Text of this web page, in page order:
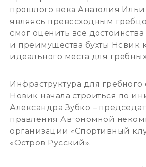
прошлого века Анатолия
являясь превосходным
смог оценить все достоинства
и преимущества бухты Новик
идеального места для
Инфраструктура для гребного
Новик начала строиться по
Александра Зубко –
правления Автономной
организации «Спортивный
«Остров Русский».